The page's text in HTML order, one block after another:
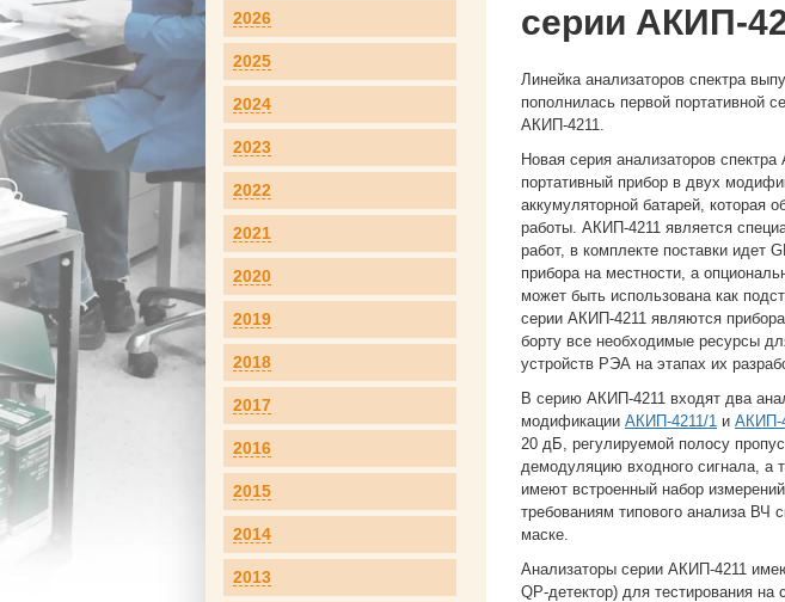
2026
2025
2024
2023
2022
2021
2020
2019
2018
2017
2016
2015
2014
2013
серии АКИП-
Линейка анализаторов спектра
пополнилась первой портативной
АКИП-4211.
Новая серия анализаторов
портативный прибор в двух
аккумуляторной батарей, которая
работы. АКИП-4211 является
работ, в комплекте поставки идет
прибора на местности, а
может быть использована как
серии АКИП-4211 являются
борту все необходимые ресурсы
устройств РЭА на этапах их
В серию АКИП-4211 входят два
модификации АКИП-4211/1 и АКИП-
20 дБ, регулируемой полосу
демодуляцию входного сигнала, а
имеют встроенный набор
требованиям типового анализа ВЧ
маске.
Анализаторы серии АКИП-4211
QP-детектор) для тестирования